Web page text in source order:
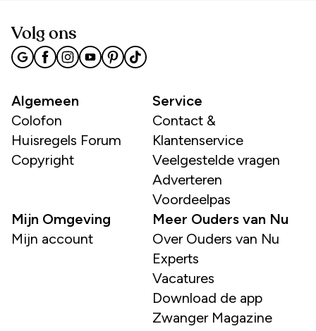
Volg ons
Algemeen
Colofon
Huisregels Forum
Copyright
Service
Contact &
Klantenservice
Veelgestelde vragen
Adverteren
Voordeelpas
Mijn Omgeving
Mijn account
Meer Ouders van Nu
Over Ouders van Nu
Experts
Vacatures
Download de app
Zwanger Magazine